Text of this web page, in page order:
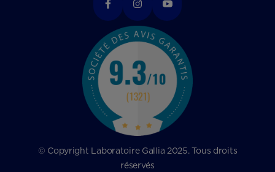
© Copyright Laboratoire Gallia 2025. Tous droits
réservés